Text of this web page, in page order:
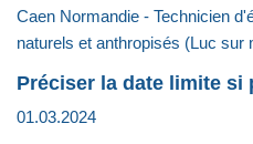
Caen Normandie - Technicien
naturels et anthropisés (Luc sur
Préciser la date limite si
01.03.2024